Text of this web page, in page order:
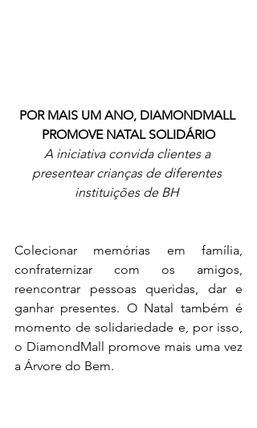
POR MAIS UM ANO, DIAMONDMALL
PROMOVE NATAL SOLIDÁRIO
A iniciativa convida clientes a
presentear crianças de diferentes
instituições de BH
Colecionar memórias em família,
confraternizar com os amigos,
reencontrar pessoas queridas, dar e
ganhar presentes. O Natal também é
momento de solidariedade e, por isso,
o DiamondMall promove mais uma vez
a Árvore do Bem.